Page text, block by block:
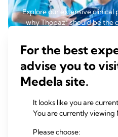
Explore our extensive
why Thopaz+should be the
くわし
洞
For the best
advise you to
Medela site.
It looks like you are
You are currently viewing
Please choose: